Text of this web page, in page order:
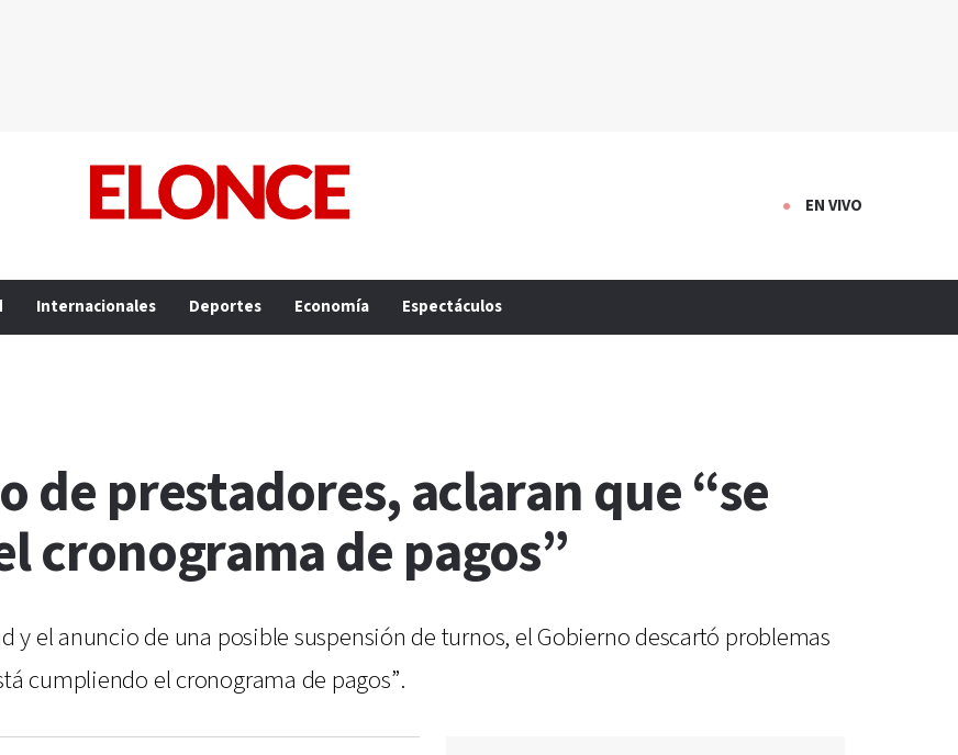
EN VIVO
Internacionales Deportes Economía Espectáculos
de prestadores, aclaran que “se
cronograma de pagos”
y el anuncio de una posible suspensión de turnos, el Gobierno descartó problemas
cumpliendo el cronograma de pagos”.